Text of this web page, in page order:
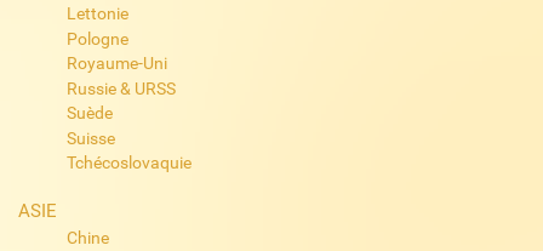
Lettonie
Pologne
Royaume-Uni
Russie & URSS
Suède
Suisse
Tchécoslovaquie
ASIE
Chine